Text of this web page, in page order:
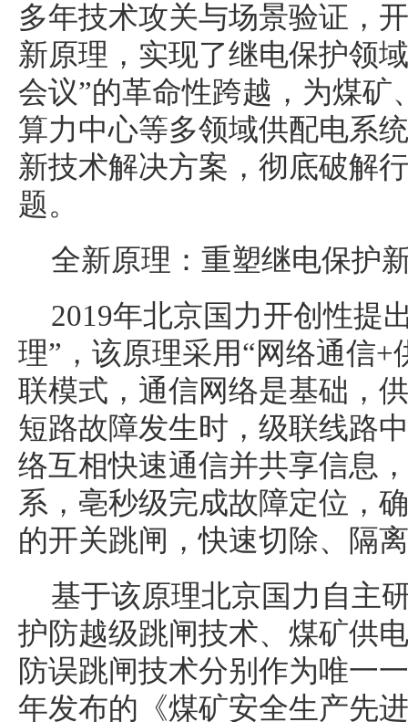
多年技术攻关与场景验证，
新原理，实现了继电保护领
会议”的革命性跨越，为煤矿
算力中心等多领域供配电系
新技术解决方案，彻底破解
题。
全新原理：重塑继电保护
2019年北京国力开创性提
理”，该原理采用“网络通信
联模式，通信网络是基础，
短路故障发生时，级联线路
络互相快速通信并共享信息
系，亳秒级完成故障定位，
的开关跳闸，快速切除、隔
基于该原理北京国力自主
护防越级跳闸技术、煤矿供
防误跳闸技术分别作为唯一
年发布的《煤矿安全生产先